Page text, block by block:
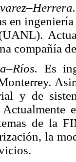
en
compañía
Es
y de
de la
la